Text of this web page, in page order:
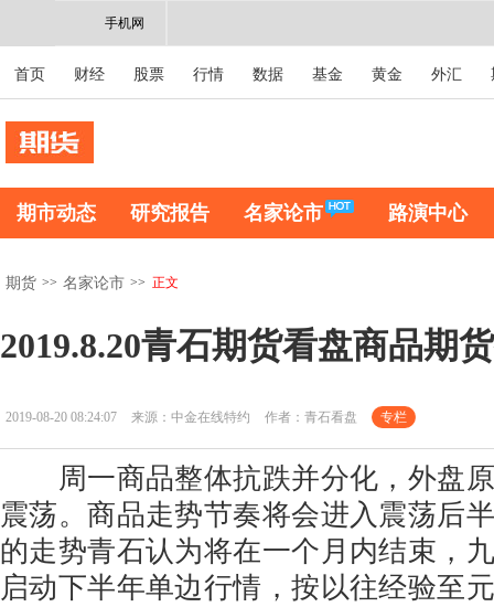
手机网
首页 财经 股票 行情 数据 基金 黄金 外汇
期市动态 研究报告 名家论市 路演中心
期货 >> 名家论市 >> 正文
2019.8.20青石期货看盘商品期
2019-08-20 08:24:07 来源：中金在线特约 作者：青石看盘 专栏
周一商品整体抗跌并分化，外盘原
震荡。商品走势节奏将会进入震荡后
的走势青石认为将在一个月内结束，
启动下半年单边行情，按以往经验至